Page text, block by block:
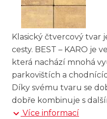
Klasický čtvercový tvar
cesty. BEST – KARO je
která nachází mnohá
parkovištích a
Díky svému tvaru se
dobře kombinuje s
Více informací